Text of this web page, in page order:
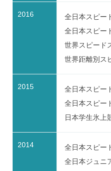
2016
全日本スピ
全日本スピ
世界スピー
世界距離別ス
2015
全日本スピ
全日本スピ
日本学生氷
2014
全日本スピー
全日本ジュ